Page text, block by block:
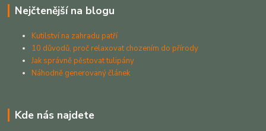
Nejčtenější na blogu
Kutilství na zahradu patří
10 důvodů, proč relaxovat chozením do přírody
Jak správně pěstovat tulipány
Náhodně generovaný článek
Kde nás najdete